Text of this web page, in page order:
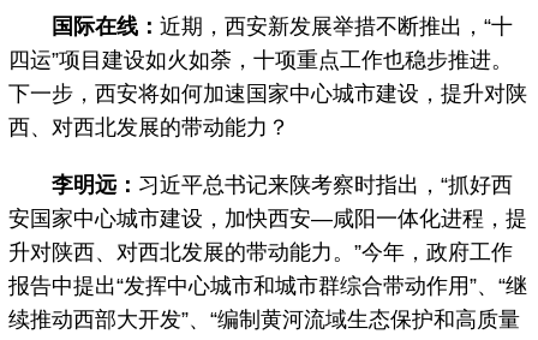
国际在线：近期，西安新发展举措不断推出，“十
四运”项目建设如火如荼，十项重点工作也稳步推进。
下一步，西安将如何加速国家中心城市建设，提升对陕
西、对西北发展的带动能力？
李明远： 习近平总书记来陕考察时指出，“抓好西
安国家中心城市建设，加快西安—咸阳一体化进程，提
升对陕西、对西北发展的带动能力。”今年，政府工作
报告中提出“发挥中心城市和城市群综合带动作用”、“继
续推动西部大开发”、“编制黄河流域生态保护和高质量